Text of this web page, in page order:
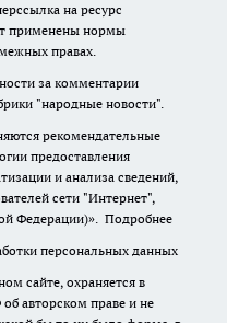
на ресурс
применены нормы
правах.
за комментарии
"народные новости".
рекомендательные
предоставления
и анализа сведений,
сети "Интернет",
Федерации)». Подробнее
персональных данных
сайте, охраняется в
авторском праве и не